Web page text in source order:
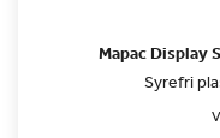
Mapac Display
Syrefri